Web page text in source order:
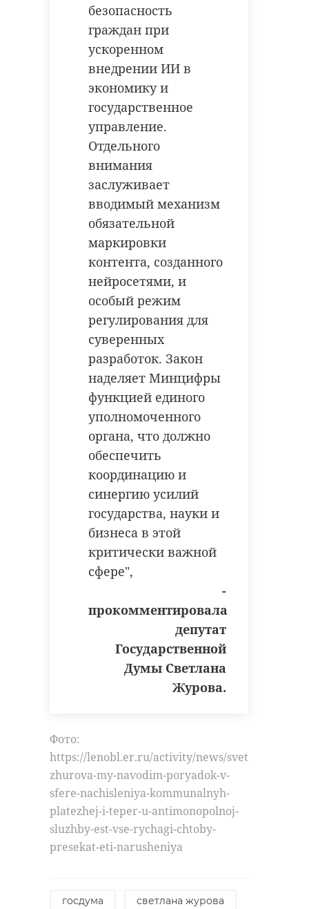
безопасность
граждан при
ускоренном
внедрении ИИ в
экономику и
государственное
управление.
Отдельного
внимания
заслуживает
вводимый механизм
обязательной
маркировки
контента, созданного
нейросетями, и
особый режим
регулирования для
суверенных
разработок. Закон
наделяет Минцифры
функцией единого
уполномоченного
органа, что должно
обеспечить
координацию и
синергию усилий
государства, науки и
бизнеса в этой
критически важной
сфере",
-
прокомментировала
депутат
Государственной
Думы Светлана
Журова.
Фото:
https://lenobl.er.ru/activity/news/svetlana-
zhurova-my-navodim-poryadok-v-
sfere-nachisleniya-kommunalnyh-
platezhej-i-teper-u-antimonopolnoj-
sluzhby-est-vse-rychagi-chtoby-
presekat-eti-narusheniya
госдума светлана журова
продолжает
подстрекать Киев
тихвинский район
тихвинский богородичный
успенский монастырь
Поделиться статьей: